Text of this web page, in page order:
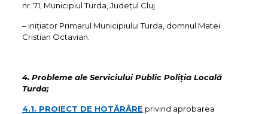
nr. 71, Municipiul Turda, Județul Cluj.
– iniţiator Primarul Municipiului Turda, domnul Matei
Cristian Octavian.
4. Probleme ale Serviciului Public Poliția Locală
Turda;
4.1. PROIECT DE HOTĂRÂRE privind aprobarea